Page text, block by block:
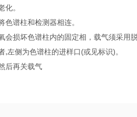
化。
谱柱和检测器相连。
会损坏色谱柱内的固定相，载气须采
左侧为色谱柱的进样口(或见标识)。
后再关载气